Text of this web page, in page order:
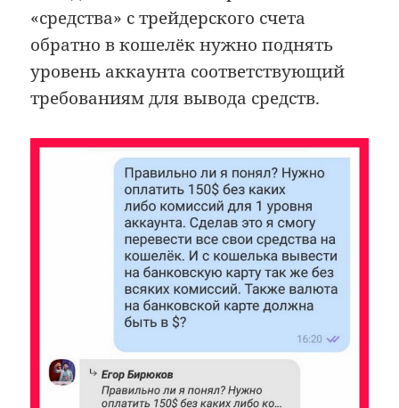
«средства» с трейдерского счета
обратно в кошелёк нужно поднять
уровень аккаунта соответствующий
требованиям для вывода средств.